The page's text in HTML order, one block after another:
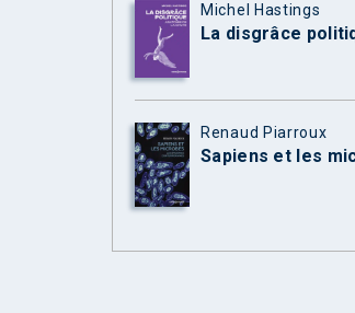
Michel Hastings
La disgrâce
Renaud Piarroux
Sapiens et les